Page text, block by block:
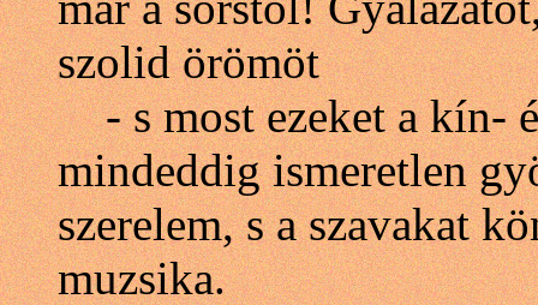
szolid örömöt
- s most ezeket a kín-
mindeddig ismeretlen
szerelem, s a szavakat
muzsika.